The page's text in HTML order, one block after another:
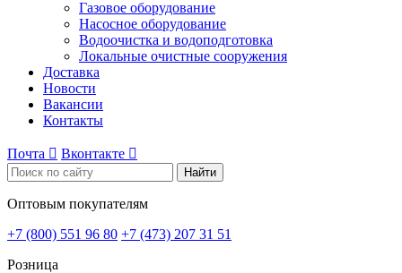
Газовое оборудование
Насосное оборудование
Водоочистка и водоподготовка
Локальные очистные сооружения
Доставка
Новости
Вакансии
Контакты
Почта  Вконтакте 
Найти
Оптовым покупателям
+7 (800) 551 96 80 +7 (473) 207 31 51
Розница